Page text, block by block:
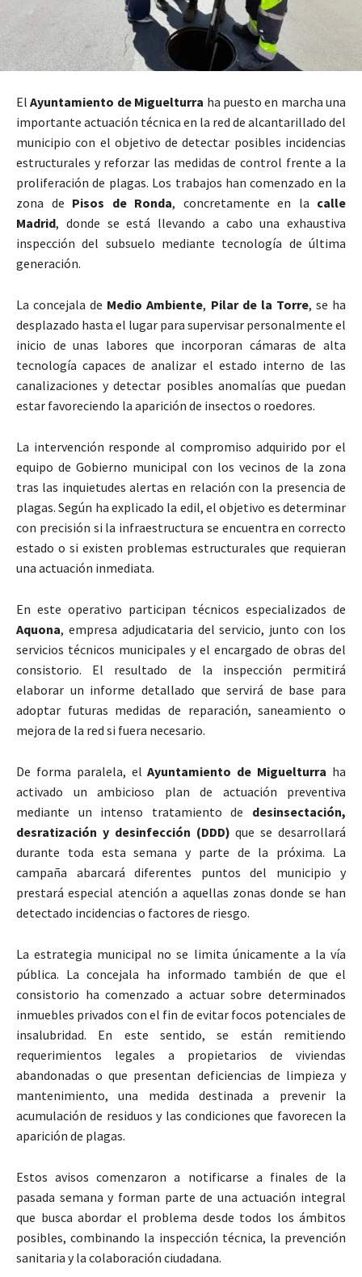
ElAyuntamiento de Miguelturra ha puesto en marcha una
importante actuación técnica en la red de alcantarillado del
municipio con el objetivo de detectar posibles incidencias
estructurales y reforzar las medidas de control frente a la
proliferación de plagas. Los trabajos han comenzado en la
zona de Pisos de Ronda, concretamente en la calle
Madrid, donde se está llevando a cabo una exhaustiva
inspección del subsuelo mediante tecnología de última
generación.
La concejala de Medio Ambiente, Pilar de la Torre, se ha
desplazado hasta el lugar para supervisar personalmente el
inicio de unas labores que incorporan cámaras de alta
tecnología capaces de analizar el estado interno de las
canalizaciones y detectar posibles anomalías que puedan
estar favoreciendo la aparición de insectos o roedores.
La intervención responde al compromiso adquirido por el
equipo de Gobierno municipal con los vecinos de la zona
tras las inquietudes alertas en relación con la presencia de
plagas. Según ha explicado la edil, el objetivo es determinar
con precisión si la infraestructura se encuentra en correcto
estado o si existen problemas estructurales que requieran
una actuación inmediata.
En este operativo participan técnicos especializados de
Aquona, empresa adjudicataria del servicio, junto con los
servicios técnicos municipales y el encargado de obras del
consistorio. El resultado de la inspección permitirá
elaborar un informe detallado que servirá de base para
adoptar futuras medidas de reparación, saneamiento o
mejora de la red si fuera necesario.
De forma paralela, elAyuntamiento de Miguelturra ha
activado un ambicioso plan de actuación preventiva
mediante un intenso tratamiento de desinsectación,
desratización y desinfección (DDD) que se desarrollará
durante toda esta semana y parte de la próxima. La
campaña abarcará diferentes puntos del municipio y
prestará especial atención a aquellas zonas donde se han
detectado incidencias o factores de riesgo.
La estrategia municipal no se limita únicamente a la vía
pública. La concejala ha informado también de que el
consistorio ha comenzado a actuar sobre determinados
inmuebles privados con el fin de evitar focos potenciales de
insalubridad. En este sentido, se están remitiendo
requerimientos legales a propietarios de viviendas
abandonadas o que presentan deficiencias de limpieza y
mantenimiento, una medida destinada a prevenir la
acumulación de residuos y las condiciones que favorecen la
aparición de plagas.
Estos avisos comenzaron a notificarse a finales de la
pasada semana y forman parte de una actuación integral
que busca abordar el problema desde todos los ámbitos
posibles, combinando la inspección técnica, la prevención
sanitaria y la colaboración ciudadana.